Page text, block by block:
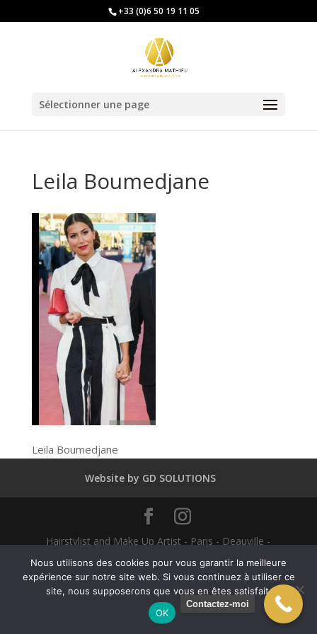
+33 (0)6 50 19 11 05
Sélectionner une page
Leila Boumedjane
Leila Boumedjane
Website by GD SOLUTIONS
Hairstylist and Make Up Artist - Paris - Deauville -
Dubaï - New York - Alexandra Mathieu 2025
Contactez-moi
English(Anglais) Français
Nous utilisons des cookies pour vous garantir la meilleure
expérience sur notre site web. Si vous continuez à utiliser ce
site, nous supposerons que vous en êtes satisfait.
OK